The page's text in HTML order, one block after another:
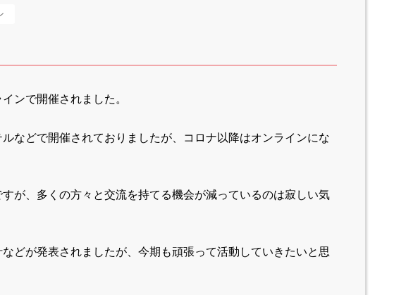
ンで開催されました。
などで開催されておりましたが、コロナ以降はオンラインにな
が、多くの方々と交流を持てる機会が減っているのは寂しい気
どが発表されましたが、今期も頑張って活動していきたいと思